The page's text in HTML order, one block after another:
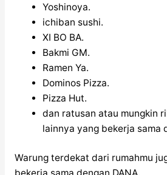
Yoshinoya.
ichiban sushi.
XI BO BA.
Bakmi GM.
Ramen Ya.
Dominos Pizza.
Pizza Hut.
dan ratusan atau mungkin
lainnya yang bekerja sama
Warung terdekat dari rumahmu